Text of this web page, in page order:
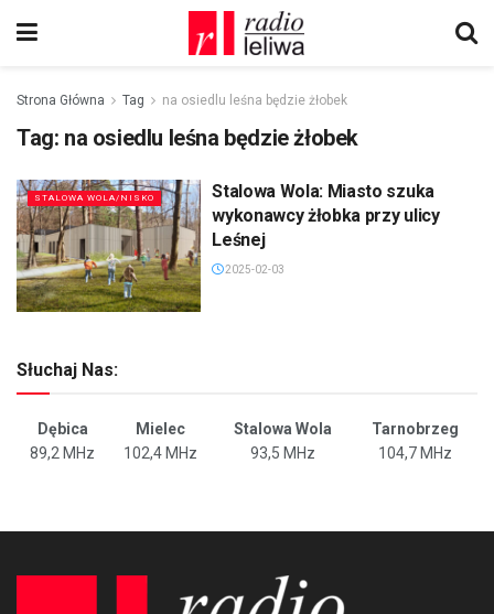
Strona Główna Tag na osiedlu leśna będzie żłobek
Tag: na osiedlu leśna będzie żłobek
STALOWA WOLA/NISKO
Stalowa Wola: Miasto szuka
wykonawcy żłobka przy ulicy
Leśnej
2025-02-03
Słuchaj Nas:
Dębica Mielec Stalowa Wola
Tarnobrzeg
89,2 MHz
102,4 MHz 93,5 MHz 104,7 MHz